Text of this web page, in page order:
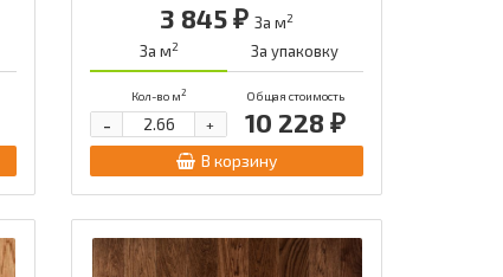
3 845 ₽За м2
За м2 За упаковку
Кол-во м2 Общая стоимость
10 228 ₽
+
-
В корзину